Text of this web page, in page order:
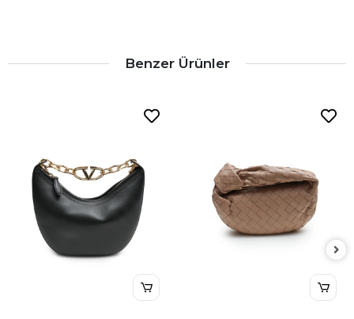
Benzer Ürünler